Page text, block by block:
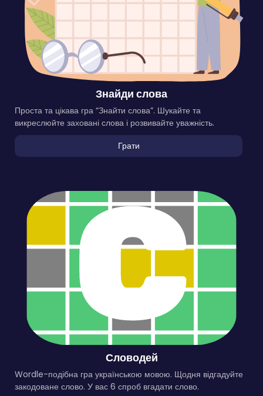
Знайди слова
Проста та цікава гра “Знайти слова”. Шукайте та
викреслюйте заховані слова і розвивайте уважність.
Грати
Словодей
Wordle-подібна гра українською мовою. Щодня відгадуйте
закодоване слово. У вас 6 спроб вгадати слово.